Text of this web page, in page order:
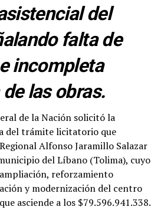
del
falta de
incompleta
las obras.
de la Nación solicitó la
del trámite licitatorio que
Alfonso Jaramillo Salazar
del Líbano (Tolima), cuyo
reforzamiento
y modernización del centro
asciende a los $79.596.941.338.